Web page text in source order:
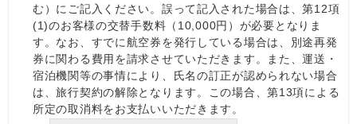
む）にご記入ください。誤って記入された場合は、第12項
(1)のお客様の交替手数料（10,000円）が必要となりま
す。なお、すでに航空券を発行している場合は、別途再発
券に関わる費用を請求させていただきます。また、運送・
宿泊機関等の事情により、氏名の訂正が認められない場合
は、旅行契約の解除となります。この場合、第13項による
所定の取消料をお支払いいただきます。